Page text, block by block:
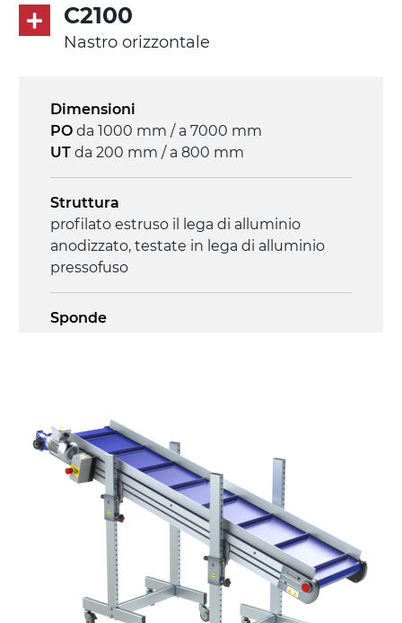
on/off, E-Stop, protezione termica motore
C2100
Nastro orizzontale
Dimensioni
PO da 1000 mm / a 7000 mm
UT da 200 mm / a 800 mm
Struttura
profilato estruso il lega di alluminio
anodizzato, testate in lega di alluminio
pressofuso
Sponde
cannocchiali in lega di alluminio
pressofuso, gambe in tubolare in metallo
zincato, piedini di livellamento
Tappeto
modulare PP superficie blue